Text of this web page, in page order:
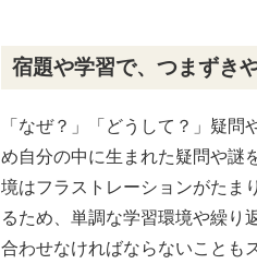
宿題や学習で、つまずき
「なぜ？」「どうして？」疑
め自分の中に生まれた疑問や謎
境はフラストレーションがたま
るため、単調な学習環境や繰り
合わせなければならないことも